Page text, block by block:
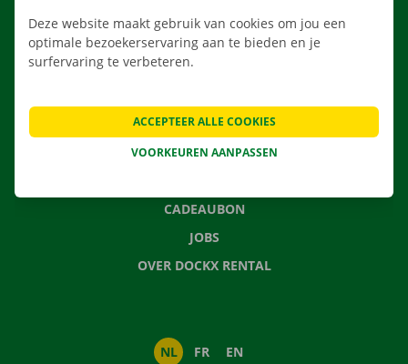
VERHUISOPLOSSINGEN
CONTACTEER ONS
VEELGESTELDE VRAGEN
CADEAUBON
JOBS
OVER DOCKX RENTAL
NL FR EN
Deze website maakt gebruik van cookies om jou een
optimale bezoekerservaring aan te bieden en je
surfervaring te verbeteren.
VOORKEUREN AANPASSEN
ACCEPTEER ALLE COOKIES